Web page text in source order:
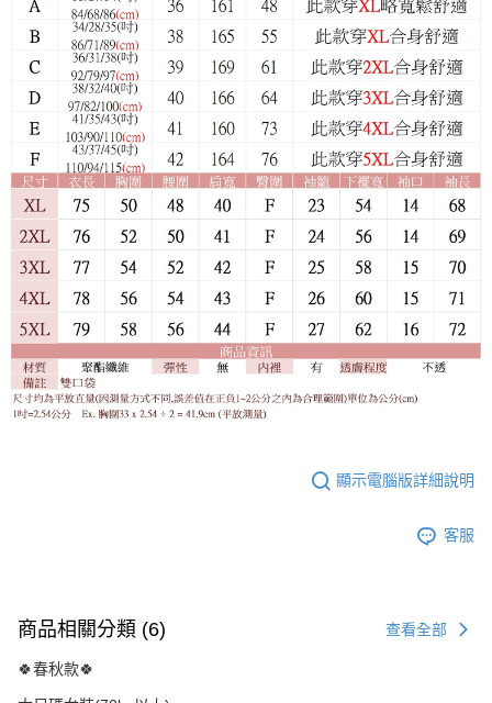
顯示電腦版詳細說明
客服
商品相關分類 (6) 查看全部
🍀春秋款🍀